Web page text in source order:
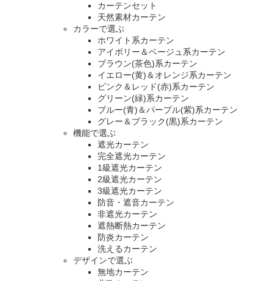
カーテンセット
天然素材カーテン
カラーで選ぶ
ホワイト系カーテン
アイボリー＆ベージュ系カーテン
ブラウン(茶色)系カーテン
イエロー(黄)＆オレンジ系カーテン
ピンク＆レッド(赤)系カーテン
グリーン(緑)系カーテン
ブルー(青)＆パープル(紫)系カーテン
グレー＆ブラック(黒)系カーテン
機能で選ぶ
遮光カーテン
完全遮光カーテン
1級遮光カーテン
2級遮光カーテン
3級遮光カーテン
防音・遮音カーテン
非遮光カーテン
遮熱断熱カーテン
防炎カーテン
洗えるカーテン
デザインで選ぶ
無地カーテン